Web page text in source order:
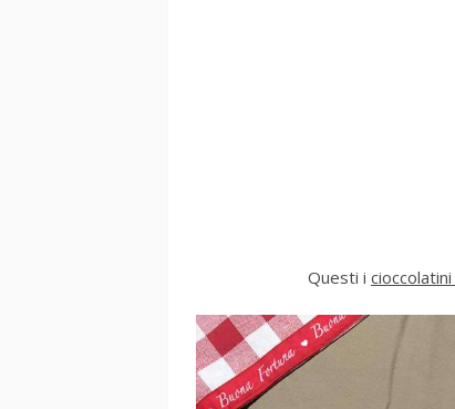
Questi i cioccolatini